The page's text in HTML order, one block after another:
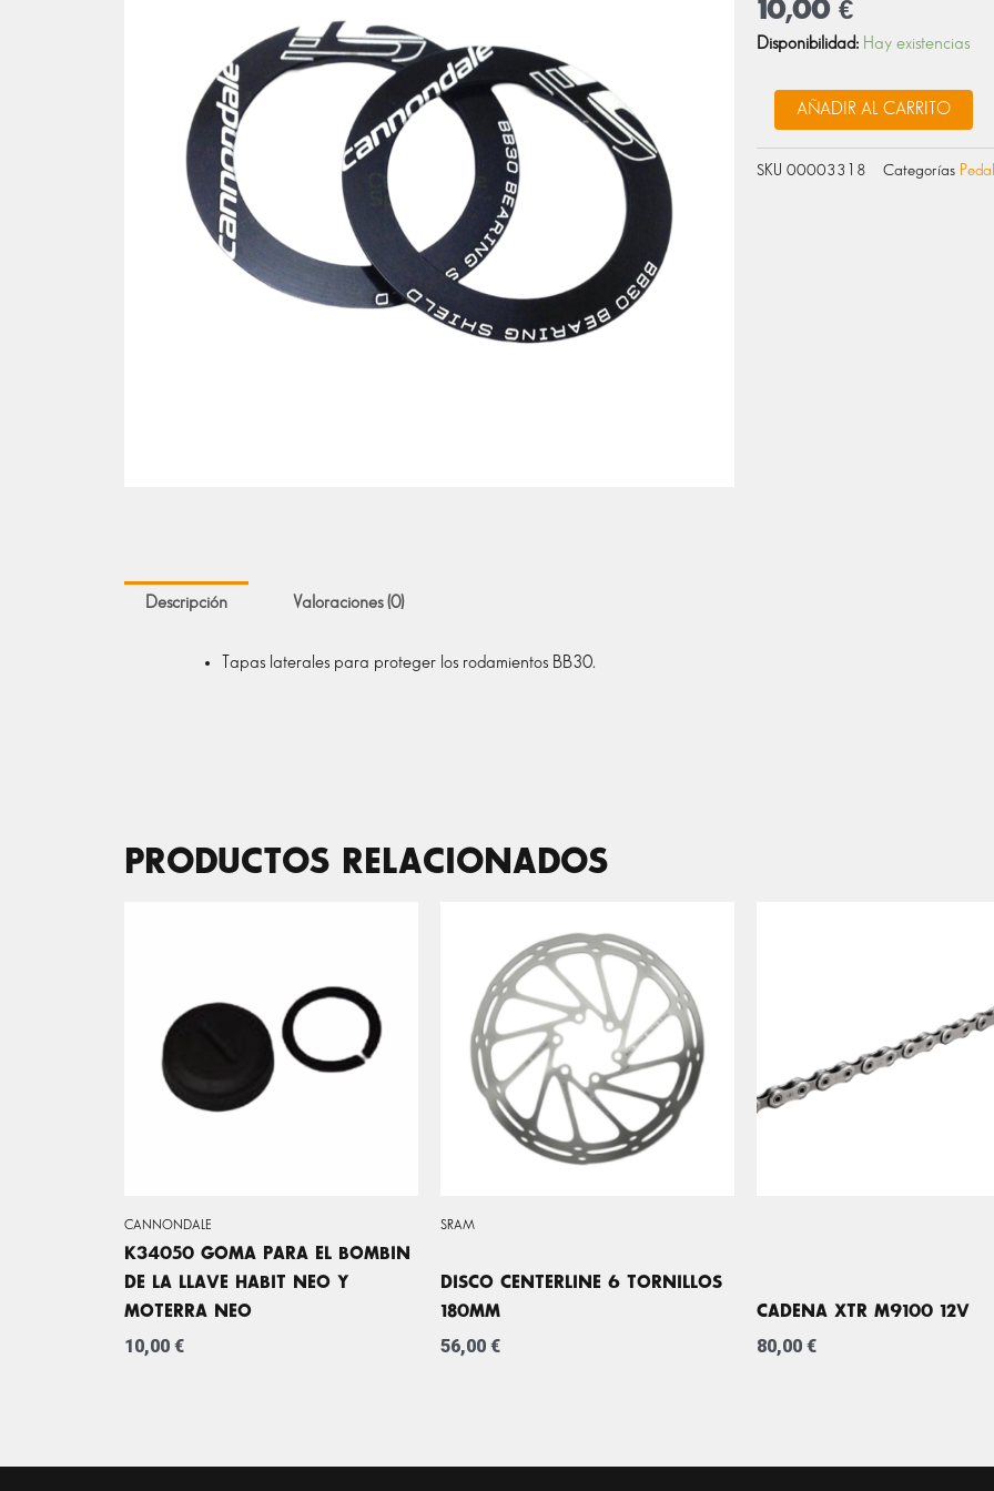
10,00 €
Disponibilidad: Hay existencias
KP249
RODAMIENTOS
BB30
cantidad
AÑADIR AL CARRITO
SKU 00003318 Categorías
Descripción Valoraciones (0)
Tapas laterales para proteger los rodamientos BB30.
PRODUCTOS RELACIONADOS
CANNONDALE
K34050 GOMA PARA EL BOMBIN
DE LA LLAVE HABIT NEO Y
MOTERRA NEO
10,00 €
SRAM
DISCO CENTERLINE 6 TORNILLOS
180MM
56,00 €
CADENA XTR M9100 12V
80,00 €